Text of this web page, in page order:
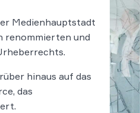
Medienhauptstadt
renommierten und
hinaus auf das
das